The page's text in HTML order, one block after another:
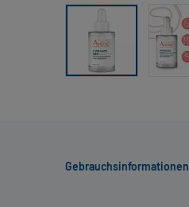
Gebrauchsinformationen